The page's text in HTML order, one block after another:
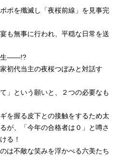
ポを殲滅し「夜桜前線」を見事完
も無事に行われ、平穏な日常を送
生――!?
初代当主の夜桜つぼみと対話す
」という願いと、２つの必要なも
を握る皮下との接触をするため太
が、「今年の合格者は０」と噂さ
る！
は不敵な笑みを浮かべる六美たち